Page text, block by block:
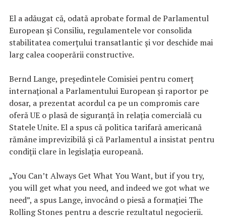
El a adăugat că, odată aprobate formal de Parlamentul
European și Consiliu, regulamentele vor consolida
stabilitatea comerțului transatlantic și vor deschide mai
larg calea cooperării constructive.
Bernd Lange, președintele Comisiei pentru comerț
internațional a Parlamentului European și raportor pe
dosar, a prezentat acordul ca pe un compromis care
oferă UE o plasă de siguranță în relația comercială cu
Statele Unite. El a spus că politica tarifară americană
rămâne imprevizibilă și că Parlamentul a insistat pentru
condiții clare în legislația europeană.
„You Can’t Always Get What You Want, but if you try,
you will get what you need, and indeed we got what we
need”, a spus Lange, invocând o piesă a formației The
Rolling Stones pentru a descrie rezultatul negocierii.